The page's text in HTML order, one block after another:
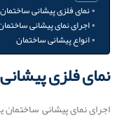
نمای فلزی پیشانی ساختمان
اجرای نمای پیشانی
انواع پیشانی ساختمان
نمای فلزی
اجرای نمای پیشانی